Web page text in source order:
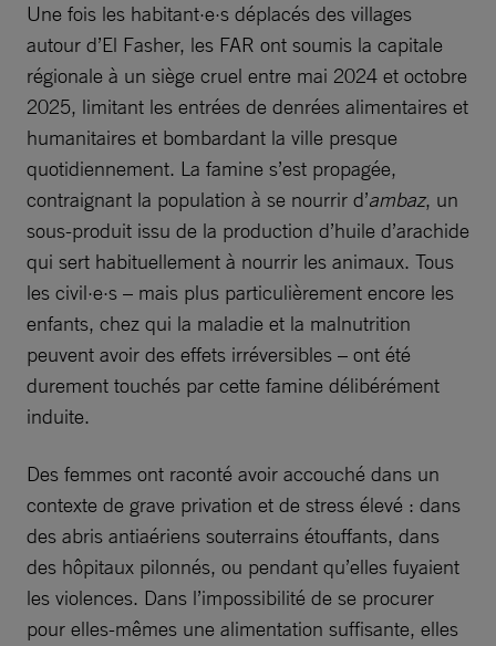
Une fois les habitant·e·s déplacés des villages
autour d’El Fasher, les FAR ont soumis la capitale
régionale à un siège cruel entre mai 2024 et octobre
2025, limitant les entrées de denrées alimentaires et
humanitaires et bombardant la ville presque
quotidiennement. La famine s’est propagée,
contraignant la population à se nourrir d’ambaz, un
sous-produit issu de la production d’huile d’arachide
qui sert habituellement à nourrir les animaux. Tous
les civil·e·s – mais plus particulièrement encore les
enfants, chez qui la maladie et la malnutrition
peuvent avoir des effets irréversibles – ont été
durement touchés par cette famine délibérément
induite.
Des femmes ont raconté avoir accouché dans un
contexte de grave privation et de stress élevé : dans
des abris antiaériens souterrains étouffants, dans
des hôpitaux pilonnés, ou pendant qu’elles fuyaient
les violences. Dans l’impossibilité de se procurer
pour elles-mêmes une alimentation suffisante, elles